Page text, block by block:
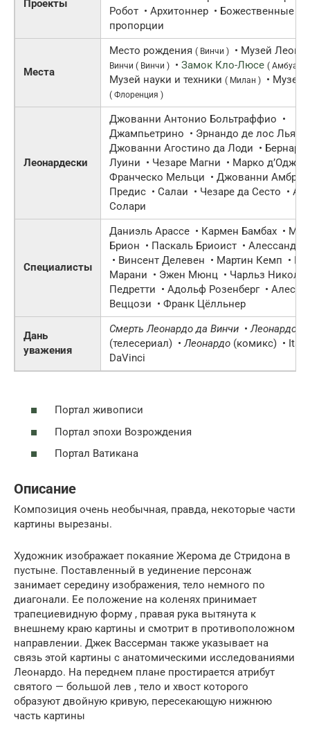
Проекты
Робот • Архитоннер • Божественные
пропорции
Места
Место рождения ( Винчи ) • Музей
Винчи ( Винчи ) • Замок Кло-Люсе ( Амбуаз )
Музей науки и техники ( Милан ) • Музей
( Флоренция )
Леонардески
Джованни Антонио Больтраффио •
Джампьетрино • Эрнандо де лос
Джованни Агостино да Лоди •
Луини • Чезаре Магни • Марко
Франческо Мельци • Джованни
Предис • Салаи • Чезаре да Сесто •
Солари
Специалисты
Даниэль Арассе • Кармен Бамбах •
Брион • Паскаль Бриоист •
• Винсент Делевен • Мартин Кемп •
Марани • Эжен Мюнц • Чарльз Николл
Педретти • Адольф Розенберг •
Веццози • Франк Цёлльнер
Дань
уважения
Смерть Леонардо да Винчи • Леонардо
(телесериал) • Леонардо (комикс) •
DaVinci
Портал живописи
Портал эпохи Возрождения
Портал Ватикана
Описание
Композиция очень необычная, правда, некоторые части
картины вырезаны.
Художник изображает покаяние Жерома де Стридона в
пустыне. Поставленный в уединение персонаж
занимает середину изображения, тело немного по
диагонали. Ее положение на коленях принимает
трапециевидную форму , правая рука вытянута к
внешнему краю картины и смотрит в противоположном
направлении. Джек Вассерман также указывает на
связь этой картины с анатомическими исследованиями
Леонардо. На переднем плане простирается атрибут
святого — большой лев , тело и хвост которого
образуют двойную кривую, пересекающую нижнюю
часть картины